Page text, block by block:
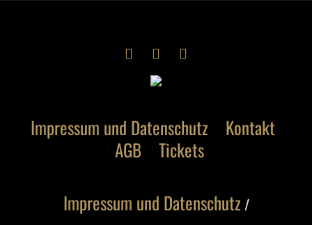
Impressum und Datenschutz
Kontakt
AGB
Tickets
Impressum und Datenschutz /